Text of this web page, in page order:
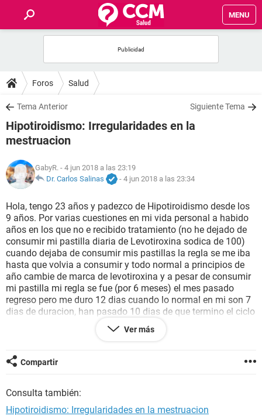
MENU
FOROS
SALUD
FAMILIA
NUTRICIÓN
SEXUALIDAD
GLOSARIO
Foros Salud
Tema Anterior Siguiente Tema
Hipotiroidismo: Irregularidades en la
mestruacion
GabyR. - 4 jun 2018 a las 23:19
Dr. Carlos Salinas
- 4 jun 2018 a las 23:34
Hola, tengo 23 años y padezco de Hipotiroidismo desde los
9 años. Por varias cuestiones en mi vida personal a habido
años en los que no e recibido tratamiento (no he dejado de
consumir mi pastilla diaria de Levotiroxina sodica de 100)
cuando dejaba de consumir mis pastillas la regla se me iba
hasta que volvia a consumir y todo normal a principios de
año cambie de marca de levotiroxina y a pesar de consumir
mi pastilla mi regla se fue (por 6 meses) el mes pasado
regreso pero me duro 12 dias cuando lo normal en mi son 7
dias de duracion, han pasado 10 dias de que termino el ciclo
y ya me volvio a bajar. Sé que tengo que ir al medico pero
inmediatamente no tengo la posibilidad de acudir a uno
a sobrellevar estos momentos de preocupacion. Saludos y
Bendiciones.
Ver más
Compartir
Consulta también:
Hipotiroidismo: Irregularidades en la mestruacion